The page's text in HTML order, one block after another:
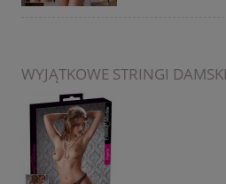
WYJĄTKOWE STRINGI